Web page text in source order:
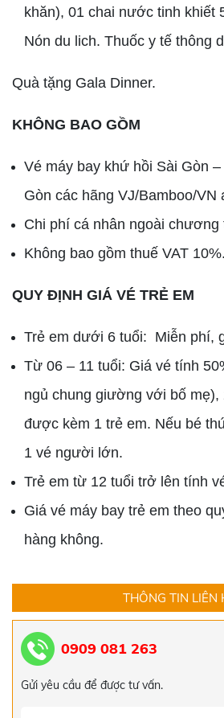
khăn), 01 chai nước tinh khiết
Nón du lich. Thuốc y tế thông
Quà tặng Gala Dinner.
KHÔNG BAO GỒM
Vé máy bay khứ hồi Sài Gòn
Gòn các hãng VJ/Bamboo/VN
Chi phí cá nhân ngoài chương
Không bao gồm thuế VAT 10%.
QUY ĐỊNH GIÁ VÉ TRẺ EM
Trẻ em dưới 6 tuổi: Miễn phí,
Từ 06 – 11 tuổi: Giá vé tính
ngủ chung giường với bố
được kèm 1 trẻ em. Nếu bé
1 vé người lớn.
Trẻ em từ 12 tuổi trở lên tính
Giá vé máy bay trẻ em theo
hàng không.
THÔNG TIN LIÊN
0909 081 263
Gửi yêu cầu để được tư vấn.